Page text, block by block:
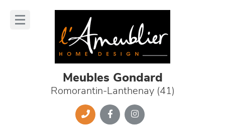
Meubles Gondard
Romorantin-Lanthenay (41)